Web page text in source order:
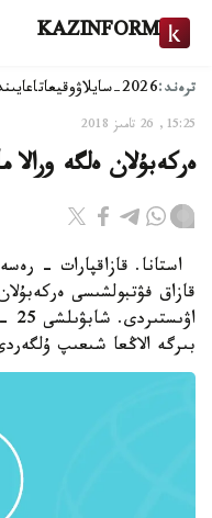
KAZINFORM
ترەند:2026-سايلاۋ وقيعا
15:25, 26 تامىز 2018
ەركەبۇلان ەلگە ورالا
قازاق فۋتبولشىسى
بىرگە الاڭعا شىعىپ